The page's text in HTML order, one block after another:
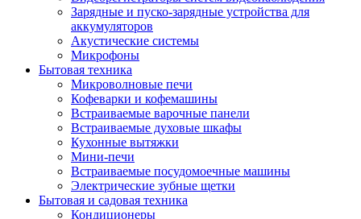
Зарядные и пуско-зарядные устройства для
аккумуляторов
Акустические системы
Микрофоны
Бытовая техника
Микроволновые печи
Кофеварки и кофемашины
Встраиваемые варочные панели
Встраиваемые духовые шкафы
Кухонные вытяжки
Мини-печи
Встраиваемые посудомоечные машины
Электрические зубные щетки
Бытовая и садовая техника
Кондиционеры